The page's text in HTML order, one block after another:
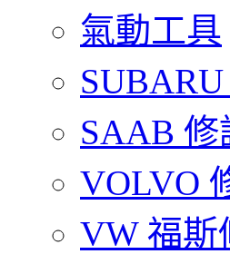
氣動工具
SAAB 修
VOLVO
VW 福斯